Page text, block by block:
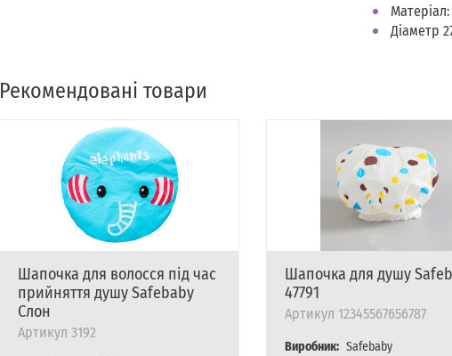
Діаметр
Рекомендовані товари
Шапочка для волосся під час
прийняття душу Safebaby
Слон
Артикул 3192
Шапочка для душу
47791
Артикул 12345567656787
Виробник: Safebaby